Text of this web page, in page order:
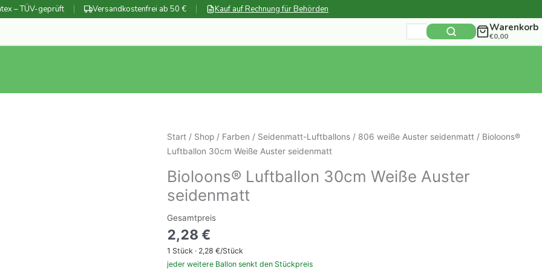
– TÜV-geprüft Versandkostenfrei ab 50 € Kauf auf Rechnung für Behörden
Suchen
nach:
Warenkorb
€0,00
Start / Shop / Farben / Seidenmatt-Luftballons / 806 weiße Auster seidenmatt / Bioloons®
Luftballon 30cm Weiße Auster seidenmatt
Bioloons® Luftballon 30cm Weiße Auster
seidenmatt
Gesamtpreis
2,28€
1 Stück · 2,28 €/Stück
jeder weitere Ballon senkt den Stückpreis